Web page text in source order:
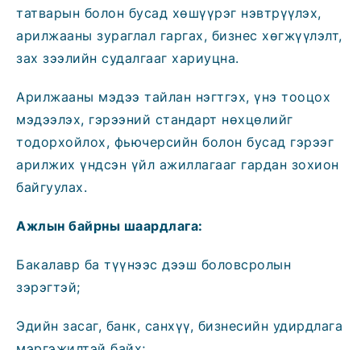
татварын болон бусад хөшүүрэг нэвтрүүлэх,
арилжааны зураглал гаргах, бизнес хөгжүүлэлт,
зах зээлийн судалгааг хариуцна.
Арилжааны мэдээ тайлан нэгтгэх, үнэ тооцох
мэдээлэх, гэрээний стандарт нөхцөлийг
тодорхойлох, фьючерсийн болон бусад гэрээг
арилжих үндсэн үйл ажиллагааг гардан зохион
байгуулах.
Ажлын байрны шаардлага:
Бакалавр ба түүнээс дээш боловсролын
зэрэгтэй;
Эдийн засаг, банк, санхүү, бизнесийн удирдлага